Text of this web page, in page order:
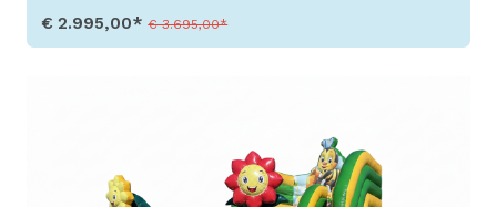
€ 2.995,00*€ 3.695,00*